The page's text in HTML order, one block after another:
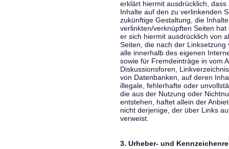
erklärt hiermit ausdrücklich,
Inhalte auf den zu verlinkenden
zukünftige Gestaltung, die
verlinkten/verknüpften Seiten
er sich hiermit ausdrücklich von
Seiten, die nach der
alle innerhalb des eigenen
sowie für Fremdeinträge in vom
Diskussionsforen,
von Datenbanken, auf deren
illegale, fehlerhafte oder
die aus der Nutzung oder
entstehen, haftet allein der
nicht derjenige, der über Links
verweist.
3. Urheber- und